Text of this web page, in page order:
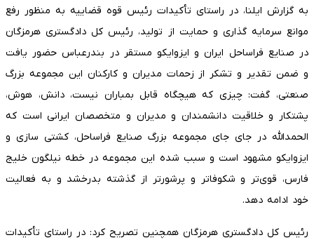
به گزارش ایلنا، در راستای تأکیدات رئیس قوه قضاییه به منظور رفع
موانع سرمایه گذاری و حمایت از تولید، رئیس کل دادگستری هرمزگان
در صنایع فراساحل ایران و ایزوایکو مستقر در بندرعباس حضور یافت
و ضمن تقدیر و تشکر از زحمات مدیران و کارکنان این مجموعه بزرگ
صنعتی، گفت: چیزی که هیچگاه قابل بمباران نیست، دانش، هوش،
پشتکار و خلاقیت دانشمندان و مدیران و متخصصان ایرانی است که
الحمدالله در جای جای مجموعه بزرگ صنایع فراساحل، کشتی سازی و
ایزوایکو مشهود است و سبب شده این مجموعه در خطه نیلگون خلیج
فارس، قوی‌تر و شکوفاتر و پرشورتر از گذشته بدرخشد و به فعالیت
خود ادامه دهد.
رئیس کل دادگستری هرمزگان همچنین تصریح کرد: در راستای تأکیدات